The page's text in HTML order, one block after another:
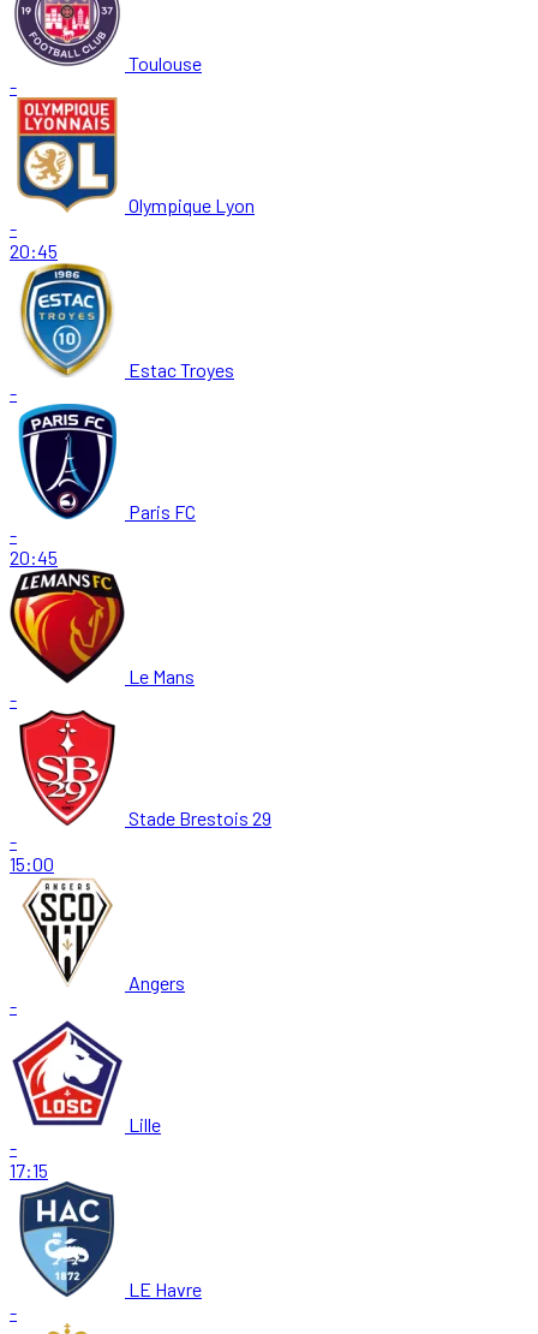
Toulouse
-
Olympique Lyon
-
20:45
Estac Troyes
-
Paris FC
-
20:45
Le Mans
-
Stade Brestois 29
-
15:00
Angers
-
Lille
-
17:15
LE Havre
-